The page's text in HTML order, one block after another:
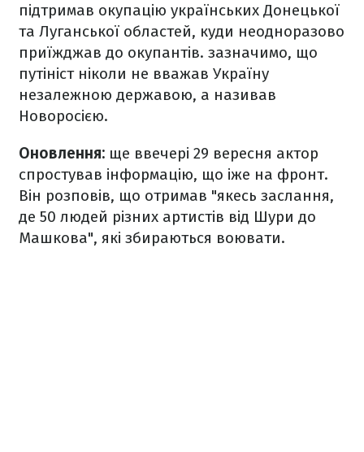
підтримав окупацію українських Донецької
та Луганської областей, куди неодноразово
приїжджав до окупантів. зазначимо, що
путініст ніколи не вважав Україну
незалежною державою, а називав
Новоросією.
Оновлення: ще ввечері 29 вересня актор
спростував інформацію, що іже на фронт.
Він розповів, що отримав "якесь заслання,
де 50 людей різних артистів від Шури до
Машкова", які збираються воювати.